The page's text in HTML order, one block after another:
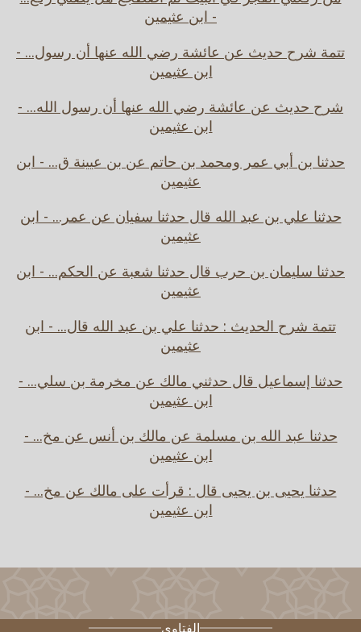
- ابن عثيمين
تتمة شرح حديث عن عائشة رضي الله عنها أن رسول... -
ابن عثيمين
شرح حديث عن عائشة رضي الله عنها أن رسول الله... -
ابن عثيمين
حدثنا بن أبي عمر ومحمد بن حاتم عن بن عيينة ق... - ابن
عثيمين
حدثنا علي بن عبد الله قال حدثنا سفيان عن عمر... - ابن
عثيمين
حدثنا سليمان بن حرب قال حدثنا شعبة عن الحكم... - ابن
عثيمين
تتمة شرح الحديث : حدثنا علي بن عبد الله قال... - ابن
عثيمين
حدثنا إسماعيل قال حدثني مالك عن مخرمة بن سلي... -
ابن عثيمين
حدثنا عبد الله بن مسلمة عن مالك بن أنس عن مخ... -
ابن عثيمين
حدثنا يحيى بن يحيى قال : قرأت على مالك عن مخ... -
ابن عثيمين
الفتاوى